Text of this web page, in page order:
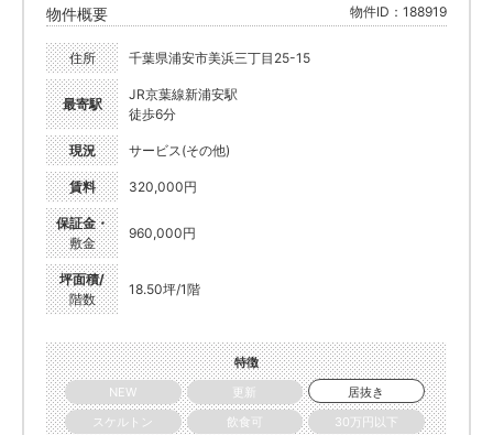
物件概要 物件ID：188919
住所 千葉県浦安市美浜三丁目25-15
最寄駅
JR京葉線新浦安駅
徒歩6分
現況 サービス(その他)
賃料 320,000円
保証金・
敷金
960,000円
坪面積/
階数
18.50坪/1階
特徴
NEW
更新
居抜き
スケルトン
飲食可
30万円以下